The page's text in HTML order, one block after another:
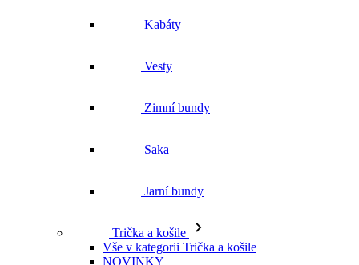
Kabáty
Vesty
Zimní bundy
Saka
Jarní bundy
Trička a košile
Vše v kategorii Trička a košile
NOVINKY